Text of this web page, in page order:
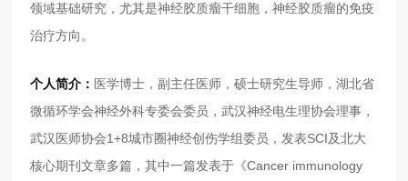
领域基础研究，尤其是神经胶质瘤干细胞，神经胶质瘤的免疫
治疗方向。
个人简介： 医学博士，副主任医师，硕士研究生导师，湖北省
微循环学会神经外科专委会委员，武汉神经电生理协会理事，
武汉医师协会1+8城市圈神经创伤学组委员，发表SCI及北大
核心期刊文章多篇，其中一篇发表于《Cancer immunology